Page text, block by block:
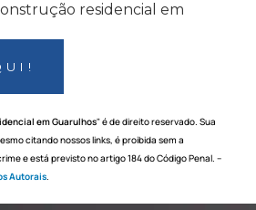
residencial em
em Guarulhos" é de direito reservado. Sua
citando nossos links, é proibida sem a
e está previsto no artigo 184 do Código Penal. –
Autorais.